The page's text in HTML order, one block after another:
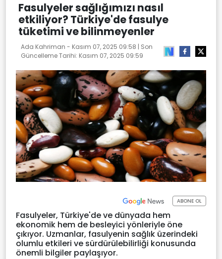
Fasulyeler sağlığımızı nasıl
etkiliyor? Türkiye'de fasulye
tüketimi ve bilinmeyenler
Ada Kahriman - Kasım 07, 2025 09:58 | Son
Güncelleme Tarihi: Kasım 07, 2025 09:59
ABONE OL
Fasulyeler, Türkiye'de ve dünyada hem
ekonomik hem de besleyici yönleriyle öne
çıkıyor. Uzmanlar, fasulyenin sağlık üzerindeki
olumlu etkileri ve sürdürülebilirliği konusunda
önemli bilgiler paylaşıyor.